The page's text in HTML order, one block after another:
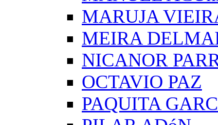
MARUJA
MEIRA
NICANOR
OCTAVIO PAZ
PAQUITA